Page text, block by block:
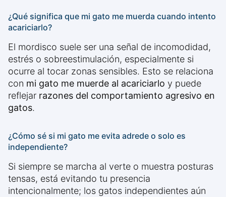
¿Qué significa que mi gato me muerda cuando intento
acariciarlo?
El mordisco suele ser una señal de incomodidad,
estrés o sobreestimulación, especialmente si
ocurre al tocar zonas sensibles. Esto se relaciona
con mi gato me muerde al acariciarlo y puede
reflejar razones del comportamiento agresivo en
gatos.
¿Cómo sé si mi gato me evita adrede o solo es
independiente?
Si siempre se marcha al verte o muestra posturas
tensas, está evitando tu presencia
intencionalmente; los gatos independientes aún